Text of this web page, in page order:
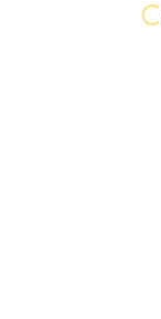
C